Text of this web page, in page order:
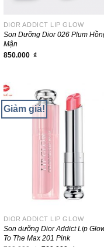
DIOR ADDICT LIP GLOW
Son Dưỡng Dior 026 Plum
Mận
850.000 ₫
Giảm giá!
DIOR ADDICT LIP GLOW
Son dưỡng Dior Addict Lip
To The Max 201 Pink